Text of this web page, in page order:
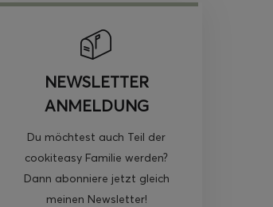
NEWSLETTER
ANMELDUNG
Du möchtest auch Teil der
cookiteasy Familie werden?
Dann abonniere jetzt gleich
meinen Newsletter!